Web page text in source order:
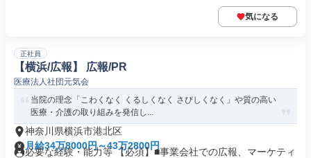
気になる
正社員
【横浜/広報】 広報/PR
医療法人社団元気会
当院の理念「こわくなく くるしくなく さびしくなく」や質の高い
医療・介護の取り組みを発信し...
神奈川県横浜市港北区
月給34万8000円～43万2800円
必要な経験・能力等 【必須】■事業会社での広報、マーケティ